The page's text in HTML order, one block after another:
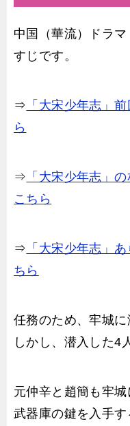
中国（華流）ドラ
すじです。
⇒ 「大宋少年志」
ら
⇒ 「大宋少年志」
こちら
⇒ 「大宋少年志」
ちら
任務のため、牢城に
しかし、潜入した4
元仲辛と趙簡も牢城
武器庫の鍵を入手す